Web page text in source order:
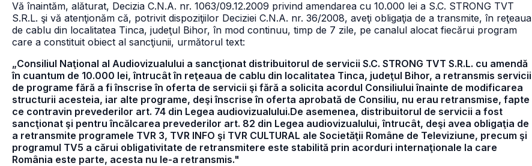
Vă înaintăm, alăturat, Decizia C.N.A. nr. 1063/09.12.2009 privind amendarea cu 10.000 lei a S.C. STRONG TVT
S.R.L. şi vă atenţionăm că, potrivit dispoziţiilor Deciziei C.N.A. nr. 36/2008, aveţi obligaţia de a transmite, în reţeaua
de cablu din localitatea Tinca, judeţul Bihor, în mod continuu, timp de 7 zile, pe canalul alocat fiecărui program
care a constituit obiect al sancţiunii, următorul text:
„Consiliul Naţional al Audiovizualului a sancţionat distribuitorul de servicii S.C. STRONG TVT S.R.L. cu amendă
în cuantum de 10.000 lei, întrucât în reţeaua de cablu din localitatea Tinca, judeţul Bihor, a retransmis servicii
de programe fără a fi înscrise în oferta de servicii şi fără a solicita acordul Consiliului înainte de modificarea
structurii acesteia, iar alte programe, deşi înscrise în oferta aprobată de Consiliu, nu erau retransmise, fapte
ce contravin prevederilor art. 74 din Legea audiovizualului.De asemenea, distribuitorul de servicii a fost
sancţionat şi pentru încălcarea prevederilor art. 82 din Legea audiovizualului, întrucât, deşi avea obligaţia de
a retransmite programele TVR 3, TVR INFO şi TVR CULTURAL ale Societăţii Române de Televiziune, precum şi
programul TV5 a cărui obligativitate de retransmitere este stabilită prin acorduri internaţionale la care
România este parte, acesta nu le-a retransmis."